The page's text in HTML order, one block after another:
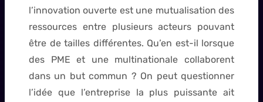
l’innovation ouverte est une mutualisation des
ressources entre plusieurs acteurs pouvant
être de tailles différentes. Qu’en est-il lorsque
des PME et une multinationale collaborent
dans un but commun ? On peut questionner
l’idée que l’entreprise la plus puissante ait